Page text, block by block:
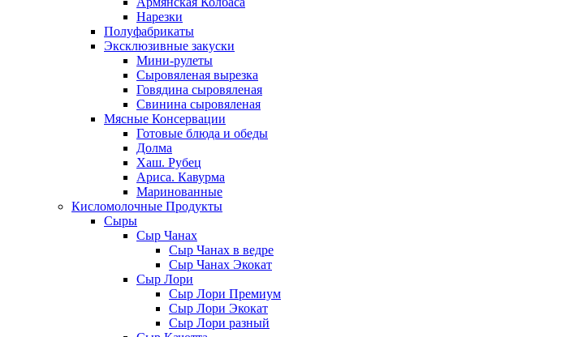
Нарезки
Полуфабрикаты
Эксклюзивные закуски
Мини-рулеты
Сыровяленая вырезка
Говядина сыровяленая
Свинина сыровяленая
Мясные Консервации
Готовые блюда и обеды
Долма
Хаш. Рубец
Ариса. Кавурма
Маринованные
Кисломолочные Продукты
Сыры
Сыр Чанах
Сыр Чанах в ведре
Сыр Чанах Экокат
Сыр Лори
Сыр Лори Премиум
Сыр Лори Экокат
Сыр Лори разный